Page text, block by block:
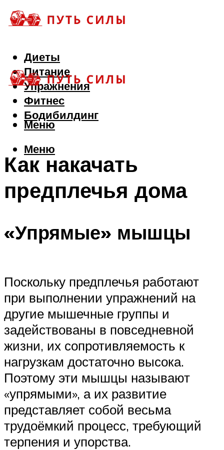
Диеты
Питание
Упражнения
Фитнес
Бодибилдинг
Меню
Меню
Как накачать
предплечья дома
«Упрямые» мышцы
Поскольку предплечья работают
при выполнении упражнений на
другие мышечные группы и
задействованы в повседневной
жизни, их сопротивляемость к
нагрузкам достаточно высока.
Поэтому эти мышцы называют
«упрямыми», а их развитие
представляет собой весьма
трудоёмкий процесс, требующий
терпения и упорства.